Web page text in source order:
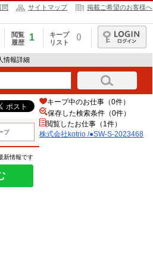
問 サイトマップ 掲載ご希望のお客様へ
閲覧
履歴
1
キープ
リスト
0
ログイン
情報詳細
プ
新情報です
キープ中のお仕事（0件）
保存した検索条件（0件）
閲覧したお仕事（1件）
株式会社kotrio /●SW-S-2023468